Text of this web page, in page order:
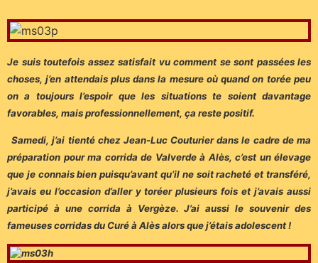
Je suis toutefois assez satisfait vu comment se sont passées les
choses, j’en attendais plus dans la mesure où quand on torée peu
on a toujours l’espoir que les situations te soient davantage
favorables, mais professionnellement, ça reste positif.
Samedi, j’ai tienté chez Jean-Luc Couturier dans le cadre de ma
préparation pour ma corrida de Valverde à Alès, c’est un élevage
que je connais bien puisqu’avant qu’il ne soit racheté et transféré,
j’avais eu l’occasion d’aller y toréer plusieurs fois et j’avais aussi
participé à une corrida à Vergèze. J’ai aussi le souvenir des
fameuses corridas du Curé à Alès alors que j’étais adolescent !